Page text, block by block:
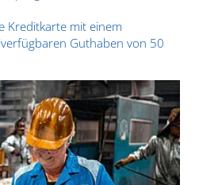
Kreditkarte mit einem
Guthaben von 50